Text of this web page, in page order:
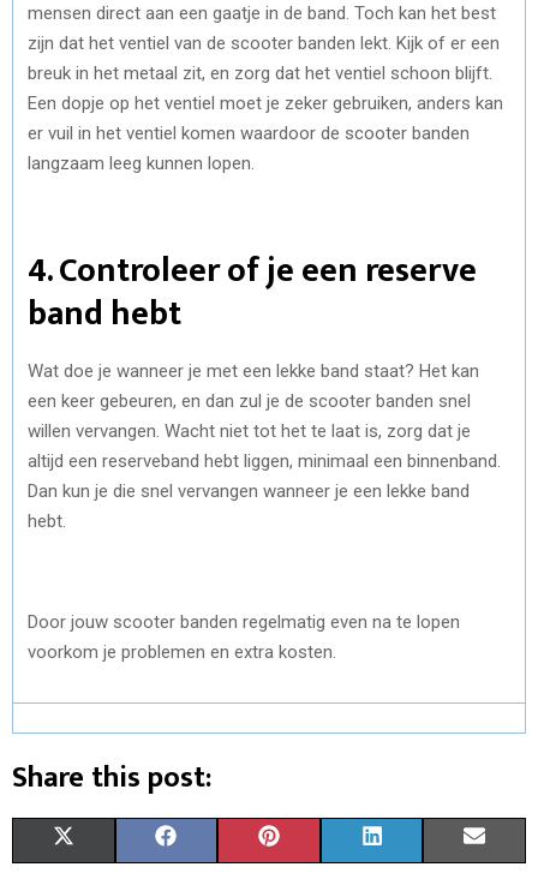
mensen direct aan een gaatje in de band. Toch kan het best
zijn dat het ventiel van de scooter banden lekt. Kijk of er een
breuk in het metaal zit, en zorg dat het ventiel schoon blijft.
Een dopje op het ventiel moet je zeker gebruiken, anders kan
er vuil in het ventiel komen waardoor de scooter banden
langzaam leeg kunnen lopen.
4. Controleer of je een reserve
band hebt
Wat doe je wanneer je met een lekke band staat? Het kan
een keer gebeuren, en dan zul je de scooter banden snel
willen vervangen. Wacht niet tot het te laat is, zorg dat je
altijd een reserveband hebt liggen, minimaal een binnenband.
Dan kun je die snel vervangen wanneer je een lekke band
hebt.
Door jouw scooter banden regelmatig even na te lopen
voorkom je problemen en extra kosten.
Share this post: